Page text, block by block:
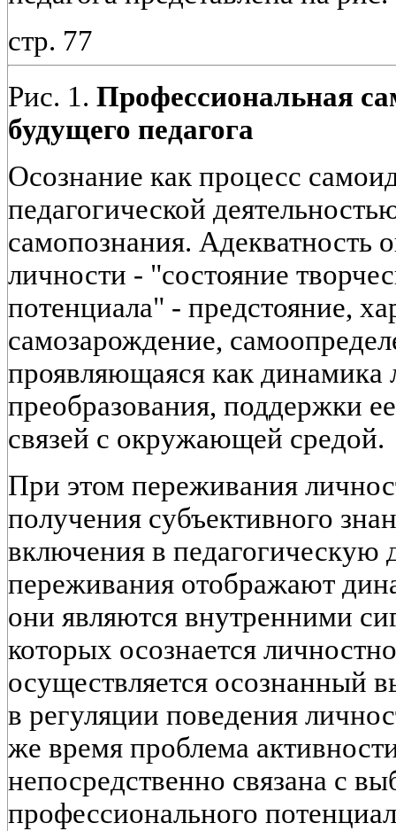
стр. 77
Рис. 1. Профессиональная
будущего педагога
Осознание как процесс
педагогической
самопознания. Адекватность
личности - "состояние
потенциала" - предстояние,
самозарождение,
проявляющаяся как динамика
преобразования, поддержки
связей с окружающей средой.
При этом переживания
получения субъективного
включения в педагогическую
переживания отображают
они являются внутренними
которых осознается
осуществляется осознанный
в регуляции поведения
же время проблема
непосредственно связана с
профессионального